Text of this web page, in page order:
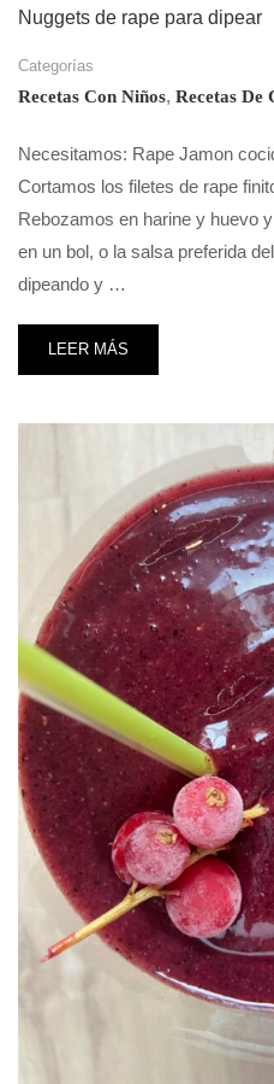
Nuggets de rape para dipear
Categorías
Recetas Con Niños, Recetas De
Necesitamos: Rape Jamon
Cortamos los filetes de rape
Rebozamos en harine y huevo
en un bol, o la salsa preferida
dipeando y …
LEER MÁS